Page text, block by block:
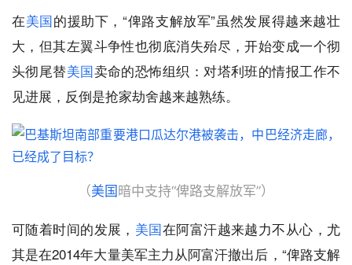
在美国的援助下，“俾路支解放军”虽然发展得越来越壮
大，但其左翼斗争性也彻底消失殆尽，开始变成一个彻
头彻尾替美国卖命的恐怖组织：对塔利班的情报工作不
见进展，反倒是抢家劫舍越来越熟练。
（美国 暗中支持“俾路支解放军”）
可随着时间的发展， 美国在阿富汗越来越力不从心，尤
其是在2014年大量美军主力从阿富汗撤出后，“俾路支解